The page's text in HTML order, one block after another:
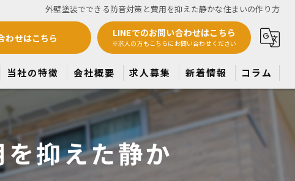
外壁塗装でできる防音対策と費用を抑えた静かな住まいの作り方
わせはこちら LINEでのお問い合わせはこちら
※求人の方もこちらにお問い合わせください
当社の特徴
屋根塗装
防水
戸建て
会社概要 求人募集 新着情報 コラム
抑えた静か